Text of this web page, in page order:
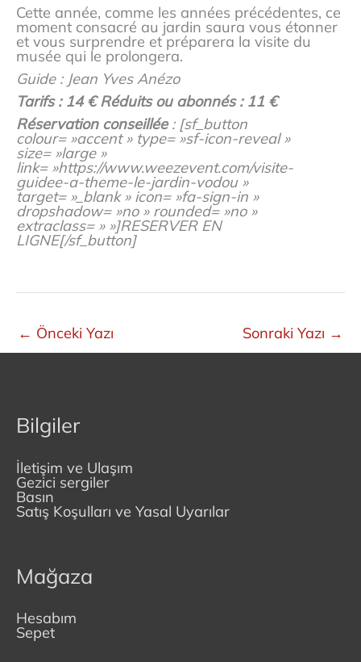
Cette année, comme les années précédentes, ce
moment consacré au jardin saura vous étonner
et vous surprendre et préparera la visite du
musée qui le prolongera.
Guide : Jean Yves Anézo
Tarifs : 14 € Réduits ou abonnés : 11 €
Réservation conseillée: [sf_button
colour= »accent » type= »sf-icon-reveal »
size= »large »
link= »https://www.weezevent.com/visite-
guidee-a-theme-le-jardin-vodou »
target= »_blank » icon= »fa-sign-in »
dropshadow= »no » rounded= »no »
extraclass= » »]RESERVER EN
LIGNE[/sf_button]
← Önceki Yazı Sonraki Yazı →
Bilgiler
İletişim ve Ulaşım
Gezici sergiler
Basın
Satış Koşulları ve Yasal Uyarılar
Mağaza
Hesabım
Sepet